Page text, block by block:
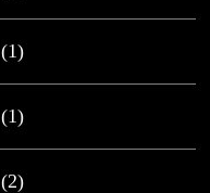
(1)
(1)
(2)